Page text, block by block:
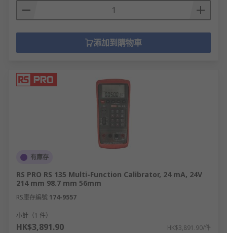
添加到購物車
有庫存
RS PRO RS 135 Multi-Function Calibrator, 24 mA, 24V
214 mm 98.7 mm 56mm
RS庫存編號 174-9557
小計（1 件）
HK$3,891.90 HK$3,891.90/件